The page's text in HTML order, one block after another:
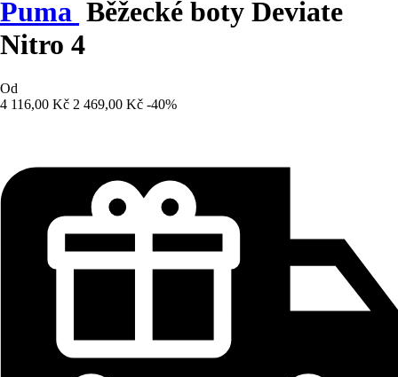
Puma Běžecké boty Deviate
Nitro 4
Od
4 116,00 Kč 2 469,00 Kč -40%